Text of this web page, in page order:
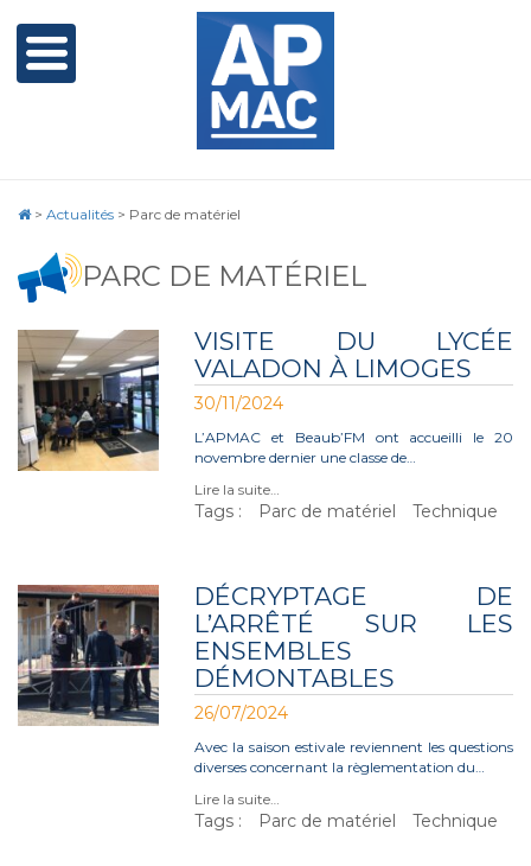
> Actualités > Parc de matériel
PARC DE MATÉRIEL
VISITE DU LYCÉE
VALADON À LIMOGES
30/11/2024
L’APMAC et Beaub’FM ont accueilli le 20
novembre dernier une classe de…
Lire la suite…
Tags : Parc de matériel Technique
DÉCRYPTAGE DE
L’ARRÊTÉ SUR LES
ENSEMBLES
DÉMONTABLES
26/07/2024
Avec la saison estivale reviennent les questions
diverses concernant la règlementation du…
Lire la suite…
Tags : Parc de matériel Technique